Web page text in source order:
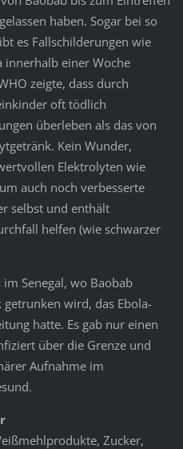
haben. Sogar bei so
es Fallschilderungen wie
innerhalb einer Woche
zeigte, dass durch
oft tödlich
überleben als das von
Kein Wunder,
Elektrolyten wie
auch noch verbesserte
selbst und enthält
helfen (wie schwarzer
Senegal, wo Baobab
wird, das Ebola-
hatte. Es gab nur einen
über die Grenze und
Aufnahme im
Zucker,